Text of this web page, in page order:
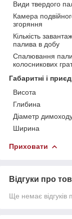
Види твердого
Камера
згоряння
Кількість
палива в добу
Спалювання
колосникових
Габаритні і
Висота
Глибина
Діаметр
Ширина
Приховати
Відгуки про
Ще немає відгуків